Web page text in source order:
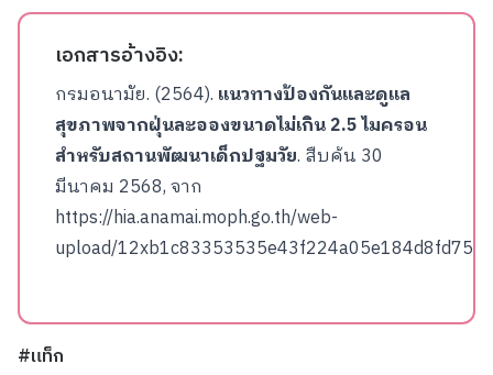
เอกสารอ้างอิง:
กรมอนามัย. (2564). แนวทางป้องกันและดูแล
สุขภาพจากฝุ่นละอองขนาดไม่เกิน 2.5 ไมครอน
สำหรับสถานพัฒนาเด็กปฐมวัย. สืบค้น 30
มีนาคม 2568, จาก
https://hia.anamai.moph.go.th/web-
upload/
#แท็ก